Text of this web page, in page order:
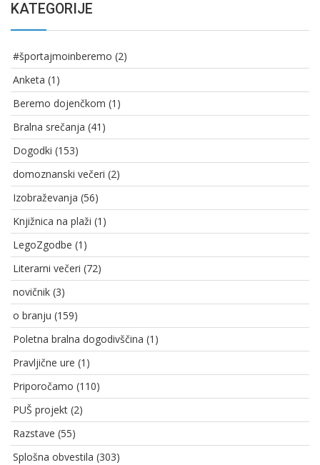
KATEGORIJE
#športajmoinberemo (2)
Anketa (1)
Beremo dojenčkom (1)
Bralna srečanja (41)
Dogodki (153)
domoznanski večeri (2)
Izobraževanja (56)
Knjižnica na plaži (1)
LegoZgodbe (1)
Literarni večeri (72)
novičnik (3)
o branju (159)
Poletna bralna dogodivščina (1)
Pravljične ure (1)
Priporočamo (110)
PUŠ projekt (2)
Razstave (55)
Splošna obvestila (303)